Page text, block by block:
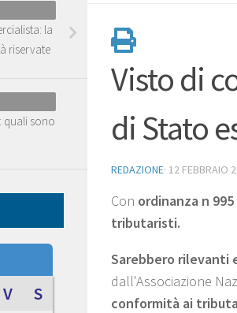
Visto di
di Stato
REDAZIONE· 12 FEBBRAIO
Con ordinanza n
tributaristi.
Sarebbero
dall'Associazione
conformità ai
la
riservate
quali sono
V S